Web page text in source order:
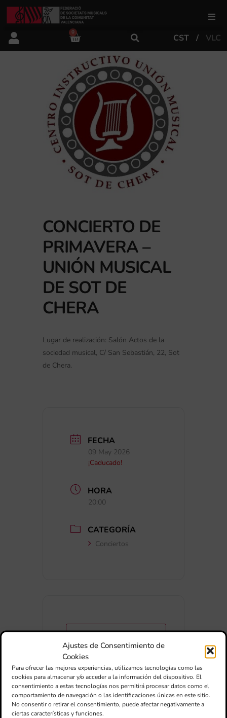
Ajustes de Consentimiento de
Cookies
Para ofrecer las mejores experiencias, utilizamos tecnologías como las
cookies para almacenar y/o acceder a la información del dispositivo. El
consentimiento a estas tecnologías nos permitirá procesar datos como el
comportamiento de navegación o las identificaciones únicas en este sitio.
No consentir o retirar el consentimiento, puede afectar negativamente a
ciertas características y funciones.
FSMCV
Áreas de gestión
Área educativa
Área artística
0
CST VLC
CONCIERTO DE
PRIMAVERA –
UNIÓN MUSICAL
DE SOT DE
CHERA
Lugar de realización: Salón Actos de la
sociedad musical, C/ San Sebastián, 22, Sot
de Chera.
FECHA
09 May 2026
¡Caducado!
HORA
20:00
CATEGORÍA
Conciertos
+ Añadir a Google Calendar
+ exportación iCal / Outlook